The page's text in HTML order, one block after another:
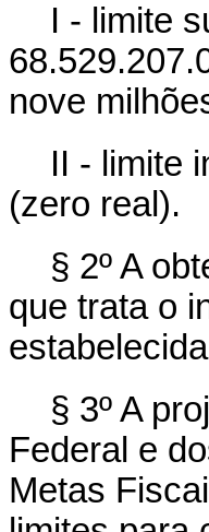
I - limite
nove
II - limite
(zero real).
§ 2º A
que trata o
§ 3º A
Federal e
Metas